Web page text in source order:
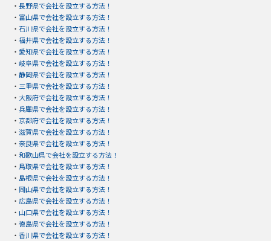
・ 長野県で会社を設立する方法！
・ 富山県で会社を設立する方法！
・ 石川県で会社を設立する方法！
・ 福井県で会社を設立する方法！
・ 愛知県で会社を設立する方法！
・ 岐阜県で会社を設立する方法！
・ 静岡県で会社を設立する方法！
・ 三重県で会社を設立する方法！
・ 大阪府で会社を設立する方法！
・ 兵庫県で会社を設立する方法！
・ 京都府で会社を設立する方法！
・ 滋賀県で会社を設立する方法！
・ 奈良県で会社を設立する方法！
・ 和歌山県で会社を設立する方法！
・ 鳥取県で会社を設立する方法！
・ 島根県で会社を設立する方法！
・ 岡山県で会社を設立する方法！
・ 広島県で会社を設立する方法！
・ 山口県で会社を設立する方法！
・ 徳島県で会社を設立する方法！
・ 香川県で会社を設立する方法！